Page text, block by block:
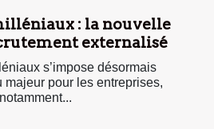
: la nouvelle
externalisé
s’impose désormais
majeur pour les entreprises,
notamment...